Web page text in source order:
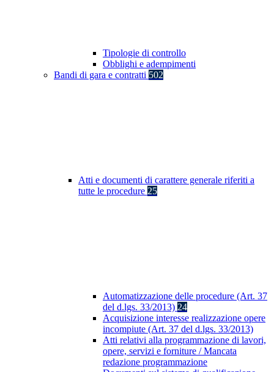
Tipologie di controllo
Obblighi e adempimenti
Bandi di gara e contratti 502
Atti e documenti di carattere generale riferiti a
tutte le procedure 25
Automatizzazione delle procedure (Art. 37
del d.lgs. 33/2013) 24
Acquisizione interesse realizzazione opere
incompiute (Art. 37 del d.lgs. 33/2013)
Atti relativi alla programmazione di lavori,
opere, servizi e forniture / Mancata
redazione programmazione